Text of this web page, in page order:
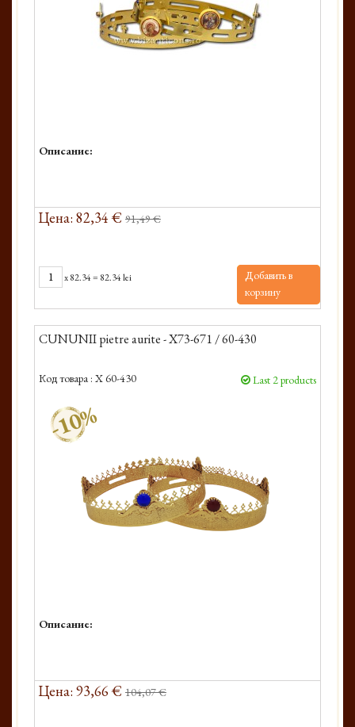
Описание:
Цена: 82,34 € 91,49 €
x82.34= 82.34 lei
Добавить в
корзину
CUNUNII pietre aurite - X73-671 / 60-430
Код товара : X 60-430 Last 2 products
-10%
Описание:
Цена: 93,66 € 104,07 €